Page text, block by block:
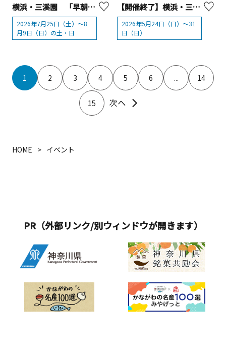
横浜・三溪園 「早朝観蓮会」【横浜市】
2026年7月25日（土）～8
月9日（日）の土・日
【開催終了】横浜・三溪園 「さつき盆栽展」【横浜市】
2026年5月24日（日）～31
日（日）
1 2 3 4 5 6 ... 14
15
HOME イベント
PR（外部リンク/別ウィンドウが開きます）